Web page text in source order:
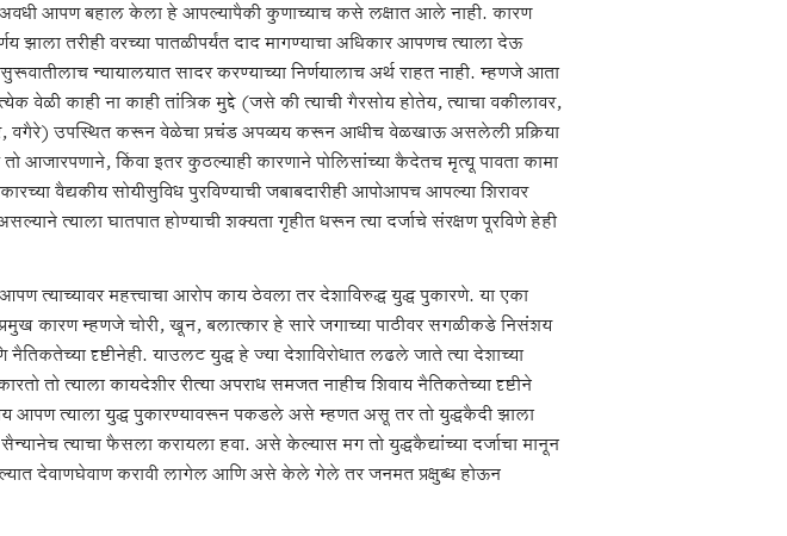
अवधी आपण बहाल केला हे आपल्यापैकी कुणाच्याच कसे लक्षात आले नाही. कारण
झाला तरीही वरच्या पातळीपर्यंत दाद मागण्याचा अधिकार आपणच त्याला देऊ
न्यायालयात सादर करण्याच्या निर्णयालाच अर्थ राहत नाही. म्हणजे आता
वेळी काही ना काही तांत्रिक मुद्दे (जसे की त्याची गैरसोय होतेय, त्याचा वकीलावर,
वगैरे) उपस्थित करून वेळेचा प्रचंड अपव्यय करून आधीच वेळखाऊ असलेली प्रक्रिया
आजारपणाने, किंवा इतर कुठल्याही कारणाने पोलिसांच्या कैदेतच मृत्यू पावता कामा
वैद्यकीय सोयीसुविध पुरविण्याची जबाबदारीही आपोआपच आपल्या शिरावर
त्याला घातपात होण्याची शक्यता गृहीत धरून त्या दर्जाचे संरक्षण पूरविणे हेही
त्याच्यावर महत्त्वाचा आरोप काय ठेवला तर देशाविरुद्ध युद्ध पुकारणे. या एका
कारण म्हणजे चोरी, खून, बलात्कार हे सारे जगाच्या पाठीवर सगळीकडे निसंशय
दृष्टीनेही. याउलट युद्ध हे ज्या देशाविरोधात लढले जाते त्या देशाच्या
तो त्याला कायदेशीर रीत्या अपराध समजत नाहीच शिवाय नैतिकतेच्या दृष्टीने
आपण त्याला युद्ध पुकारण्यावरून पकडले असे म्हणत असू तर तो युद्धकैदी झाला
त्याचा फैसला करायला हवा. असे केल्यास मग तो युद्धकैद्यांच्या दर्जाचा मानून
देवाणघेवाण करावी लागेल आणि असे केले गेले तर जनमत प्रक्षुब्ध होऊन